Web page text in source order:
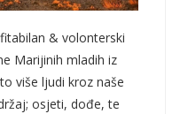
& volonterski
Marijinih mladih iz
više ljudi kroz naše
osjeti, dođe, te